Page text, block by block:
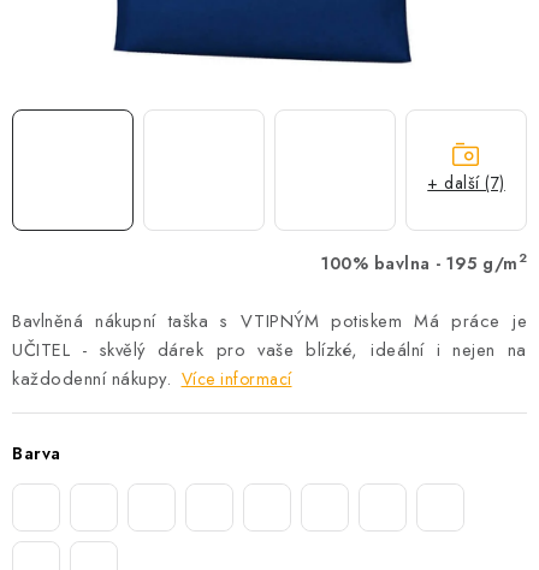
Obchodní podmínky
Zásady zpracování ochrany osobních údajů
Napište nám
100% bavlna - 195 g/m 2
Bavlněná nákupní taška s VTIPNÝM potiskem Má práce je
UČITEL - skvělý dárek pro vaše blízké, ideální i nejen na
každodenní nákupy. Více informací
Barva
+ další (7)